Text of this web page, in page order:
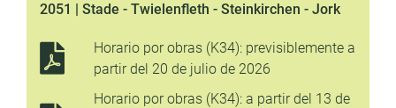
2051 | Stade - Twielenfleth - Steinkirchen - Jork
Horario por obras (K34): previsiblemente a
partir del 20 de julio de 2026
Horario por obras (K34): a partir del 13 de